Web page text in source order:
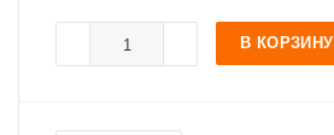
В КОРЗИНУ